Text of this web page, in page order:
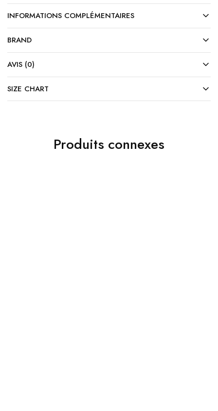
INFORMATIONS COMPLÉMENTAIRES
BRAND
AVIS (0)
SIZE CHART
Produits connexes